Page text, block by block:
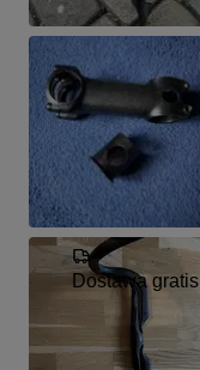
Dostawa gratis